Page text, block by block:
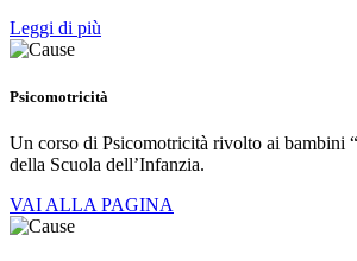
Leggi di più
Psicomotricità
Un corso di Psicomotricità rivolto ai bambini
della Scuola dell’Infanzia.
VAI ALLA PAGINA